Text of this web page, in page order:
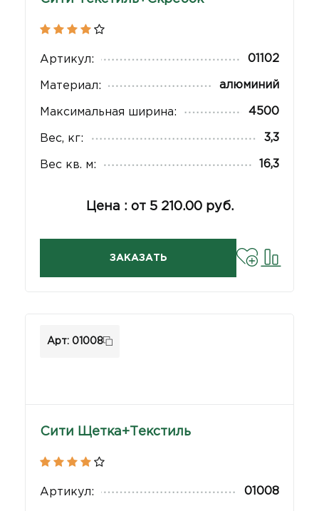
Артикул: 01102
Материал: алюминий
Максимальная ширина: 4500
Вес, кг: 3,3
Вес кв. м: 16,3
Цена : от 5 210.00 руб.
ЗАКАЗАТЬ
Арт: 01008
Сити Щетка+Текстиль
Артикул: 01008